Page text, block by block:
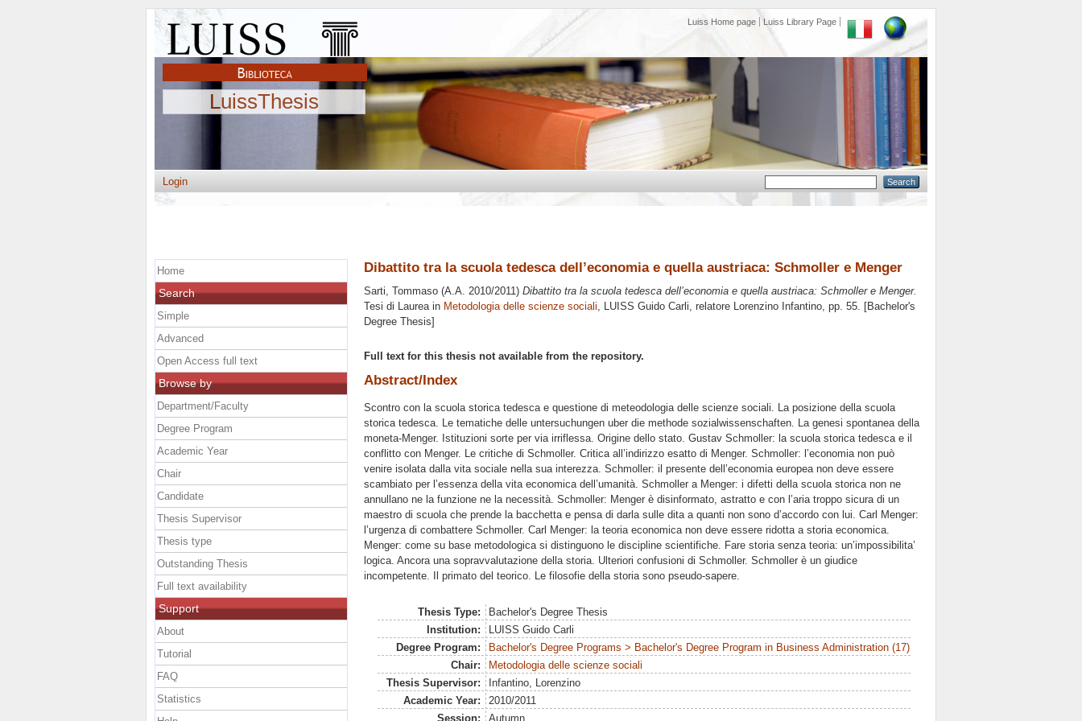
Luiss Home page Luiss Library Page
LuissThesis
Login
Dibattito tra la scuola tedesca dell’economia e quella austriaca: Schmoller e Menger
Sarti, Tommaso (A.A. 2010/2011) Dibattito tra la scuola tedesca dell’economia e quella austriaca: Schmoller e Menger.
Tesi di Laurea in Metodologia delle scienze sociali, LUISS Guido Carli, relatore Lorenzino Infantino, pp. 55. [Bachelor's
Degree Thesis]
Full text for this thesis not available from the repository.
Abstract/Index
Scontro con la scuola storica tedesca e questione di meteodologia delle scienze sociali. La posizione della scuola
storica tedesca. Le tematiche delle untersuchungen uber die methode sozialwissenschaften. La genesi spontanea della
moneta-Menger. Istituzioni sorte per via irriflessa. Origine dello stato. Gustav Schmoller: la scuola storica tedesca e il
conflitto con Menger. Le critiche di Schmoller. Critica all’indirizzo esatto di Menger. Schmoller: l’economia non può
venire isolata dalla vita sociale nella sua interezza. Schmoller: il presente dell’economia europea non deve essere
scambiato per l’essenza della vita economica dell’umanità. Schmoller a Menger: i difetti della scuola storica non ne
annullano ne la funzione ne la necessità. Schmoller: Menger è disinformato, astratto e con l’aria troppo sicura di un
maestro di scuola che prende la bacchetta e pensa di darla sulle dita a quanti non sono d’accordo con lui. Carl Menger:
l’urgenza di combattere Schmoller. Carl Menger: la teoria economica non deve essere ridotta a storia economica.
Menger: come su base metodologica si distinguono le discipline scientifiche. Fare storia senza teoria: un’impossibilita’
logica. Ancora una sopravvalutazione della storia. Ulteriori confusioni di Schmoller. Schmoller è un giudice
incompetente. Il primato del teorico. Le filosofie della storia sono pseudo-sapere.
Thesis Type:
Bachelor's Degree Thesis
Institution:
LUISS Guido Carli
Degree Program:
Bachelor's Degree Programs > Bachelor's Degree Program in Business Administration (17)
Chair:
Metodologia delle scienze sociali
Thesis Supervisor:
Infantino, Lorenzino
Academic Year:
2010/2011
Session:
Autumn
Home
Search
Simple
Advanced
Open Access full text
Browse by
Department/Faculty
Degree Program
Academic Year
Chair
Candidate
Thesis Supervisor
Thesis type
Outstanding Thesis
Full text availability
Support
About
Tutorial
FAQ
Statistics